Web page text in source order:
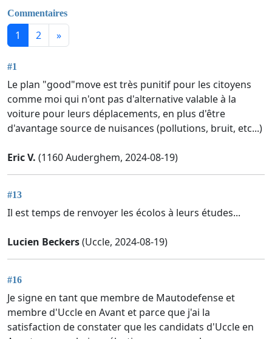
Commentaires
1 2 »
#1
Le plan "good"move est très punitif pour les citoyens
comme moi qui n'ont pas d'alternative valable à la
voiture pour leurs déplacements, en plus d'être
d'avantage source de nuisances (pollutions, bruit, etc...)
Eric V. (1160 Auderghem, 2024-08-19)
#13
Il est temps de renvoyer les écolos à leurs études...
Lucien Beckers(Uccle, 2024-08-19)
#16
Je signe en tant que membre de Mautodefense et
membre d'Uccle en Avant et parce que j'ai la
satisfaction de constater que les candidats d'Uccle en